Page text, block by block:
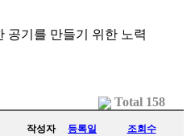
공기를 만들기 위한 노력
Total 158
작성자 등록일 조회수